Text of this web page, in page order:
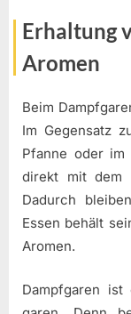
Erhaltung
Aromen
Beim
Im Gegensatz
Pfanne oder
direkt mit dem
Dadurch
Essen behält
Aromen.
Dampfgaren